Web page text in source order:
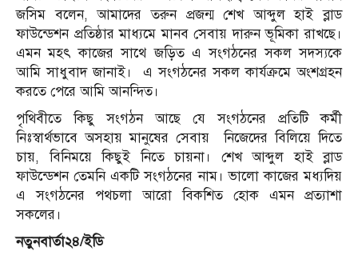
জসিম বলেন, আমাদের তরুন প্রজন্ম শেখ আব্দুল হাই ব্লাড
ফাউন্ডেশন প্রতিষ্ঠার মাধ্যমে মানব সেবায় দারুন ভূমিকা রাখছে।
এমন মহৎ কাজের সাথে জড়িত এ সংগঠনের সকল সদস্যকে
আমি সাধুবাদ জানাই। এ সংগঠনের সকল কার্যক্রমে অংশগ্রহন
করতে পেরে আমি আনন্দিত।
পৃথিবীতে কিছু সংগঠন আছে যে সংগঠনের প্রতিটি কর্মী
নিঃস্বার্থভাবে অসহায় মানুষের সেবায় নিজেদের বিলিয়ে দিতে
চায়, বিনিময়ে কিছুই নিতে চায়না। শেখ আব্দুল হাই ব্লাড
ফাউন্ডেশন তেমনি একটি সংগঠনের নাম। ভালো কাজের মধ্যদিয়
এ সংগঠনের পথচলা আরো বিকশিত হোক এমন প্রত্যাশা
সকলের।
নতুনবার্তা২৪/ইডি